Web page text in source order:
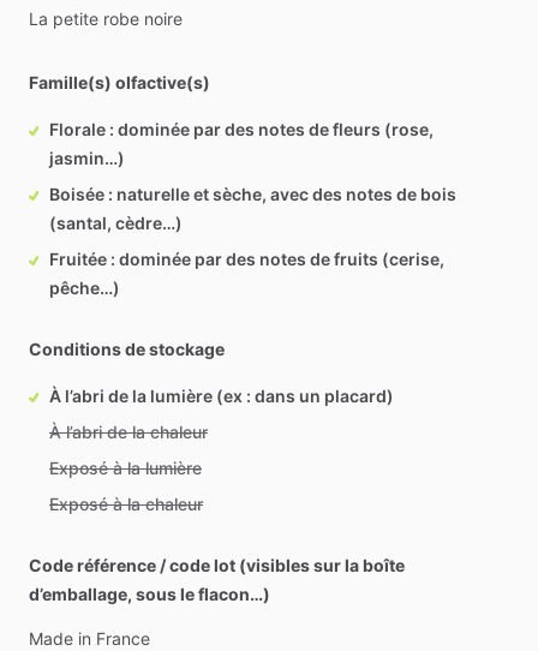
La petite robe noire
Famille(s) olfactive(s)
Florale : dominée par des notes de fleurs (rose,
jasmin…)
Boisée : naturelle et sèche, avec des notes de bois
(santal, cèdre…)
Fruitée : dominée par des notes de fruits (cerise,
pêche…)
Conditions de stockage
À l’abri de la lumière (ex : dans un placard)
À l’abri de la chaleur
Exposé à la lumière
Exposé à la chaleur
Code référence / code lot (visibles sur la boîte
d’emballage, sous le flacon…)
Made in France